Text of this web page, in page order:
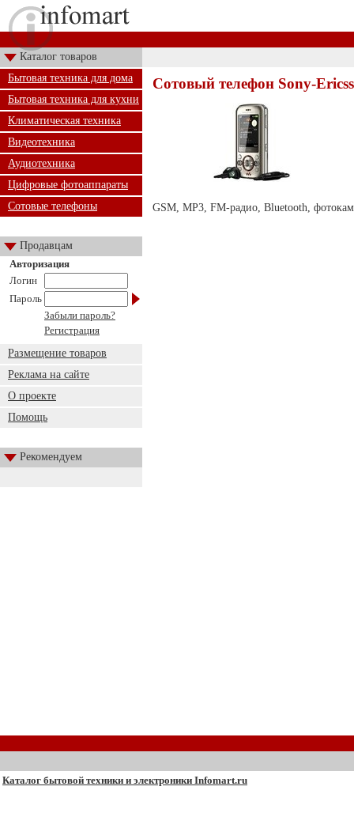
Каталог товаров
Бытовая техника для дома
Бытовая техника для кухни
Климатическая техника
Видеотехника
Аудиотехника
Цифровые фотоаппараты
Сотовые телефоны
Продавцам
Авторизация
Логин
Пароль
Забыли пароль?
Регистрация
Размещение товаров
Реклама на сайте
О проекте
Помощь
Рекомендуем
Сотовый телефон Sony-
GSM, MP3, FM-радио, Bluetooth,
Каталог бытовой техники и электроники Infomart.ru